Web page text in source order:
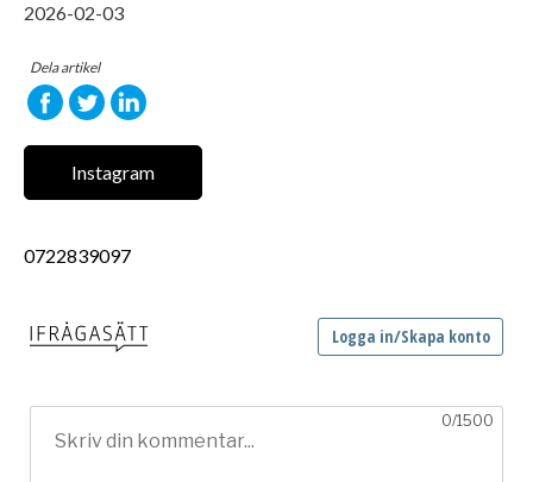
2026-02-03
Dela artikel
Instagram
0722839097